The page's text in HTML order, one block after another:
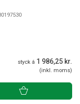
styck á 1 986,25 kr.
(inkl. moms)